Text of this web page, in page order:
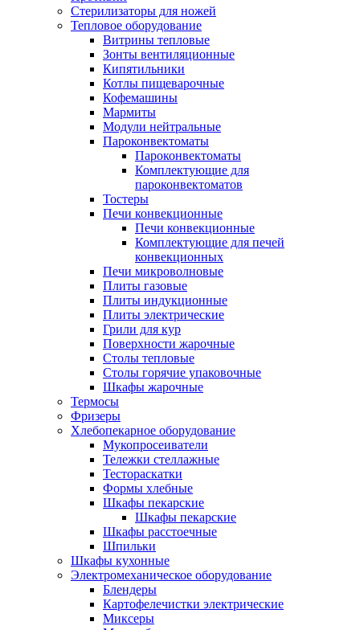
Стерилизаторы для ножей
Тепловое оборудование
Витрины тепловые
Зонты вентиляционные
Кипятильники
Котлы пищеварочные
Кофемашины
Мармиты
Модули нейтральные
Пароконвектоматы
Пароконвектоматы
Комплектующие для
пароконвектоматов
Тостеры
Печи конвекционные
Печи конвекционные
Комплектующие для печей
конвекционных
Печи микроволновые
Плиты газовые
Плиты индукционные
Плиты электрические
Грили для кур
Поверхности жарочные
Столы тепловые
Столы горячие упаковочные
Шкафы жарочные
Термосы
Фризеры
Хлебопекарное оборудование
Мукопросеиватели
Тележки стеллажные
Тестораскатки
Формы хлебные
Шкафы пекарские
Шкафы пекарские
Шкафы расстоечные
Шпильки
Шкафы кухонные
Электромеханическое оборудование
Блендеры
Картофелечистки электрические
Миксеры